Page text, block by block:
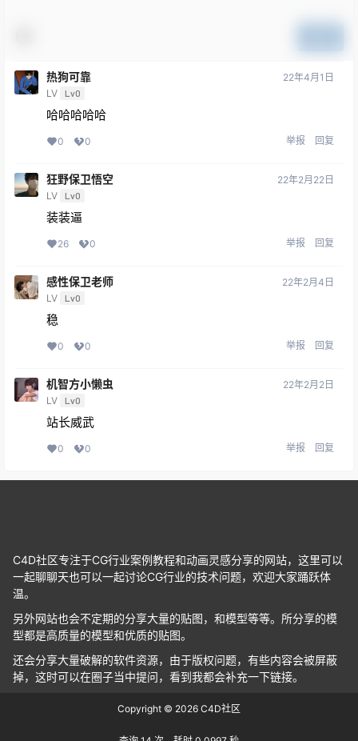
热狗可靠
LV Lv0
22年4月1日
哈哈哈哈哈
0 0 举报 回复
狂野保卫悟空
LV Lv0
22年2月22日
装装逼
26 0 举报 回复
感性保卫老师
LV Lv0
22年2月4日
稳
0 0 举报 回复
机智方小懒虫
LV Lv0
22年2月2日
站长威武
0 0 举报 回复
C4D社区专注于CG行业案例教程和动画灵感分享的网站，这里可以
一起聊聊天也可以一起讨论CG行业的技术问题，欢迎大家踊跃体
温。
另外网站也会不定期的分享大量的贴图，和模型等等。所分享的模
型都是高质量的模型和优质的贴图。
还会分享大量破解的软件资源，由于版权问题，有些内容会被屏蔽
掉，这时可以在圈子当中提问，看到我都会补充一下链接。
Copyright © 2026 C4D社区